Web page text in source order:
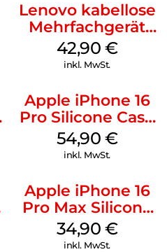
Lenovo kabellose
Mehrfachgerät
Luna Grey
42,90 €
inkl. MwSt.
Apple iPhone 16
Pro Silicone Case
MagSafe Black
54,90 €
inkl. MwSt.
Apple iPhone 16
Pro Max Silicone
Case MagSafe
Denim
34,90 €
inkl. MwSt.